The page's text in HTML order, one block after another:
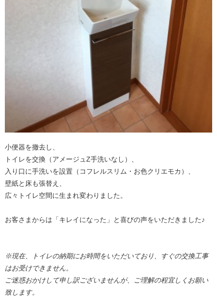
小便器を撤去し、
トイレを交換（アメージュZ手洗いなし）、
入り口に手洗いを設置（コフレルスリム・お色クリエモカ）、
壁紙と床も張替え、
広々トイレ空間に生まれ変わりました。
お客さまからは「キレイになった」と喜びの声をいただきました♪
※現在、トイレの納期にお時間をいただいており、すぐの交換工事
はお受けできません。
ご迷惑おかけして申し訳ございませんが、ご理解の程宜しくお願い
致します。